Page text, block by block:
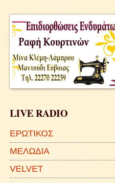
LIVE RADIO
ΕΡΩΤΙΚΟΣ
ΜΕΛΩΔΙΑ
VELVET